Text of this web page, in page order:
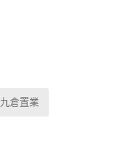
九倉置業